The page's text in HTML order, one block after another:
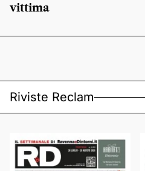
vittima
Riviste Reclam